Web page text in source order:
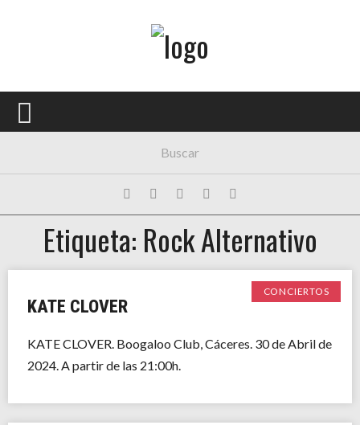
PORTADA
FESTIVALES
EXPOSICIONES
HISTORIAS
Etiqueta: Rock Alternativo
CONCIERTOS
KATE CLOVER
KATE CLOVER. Boogaloo Club, Cáceres. 30 de Abril de
2024. A partir de las 21:00h.